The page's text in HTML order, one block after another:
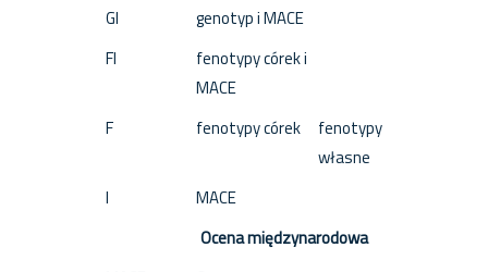
GI
genotyp i MACE
FI
fenotypy córek i
MACE
F
fenotypy córek
fenotypy
własne
I
MACE
Ocena międzynarodowa